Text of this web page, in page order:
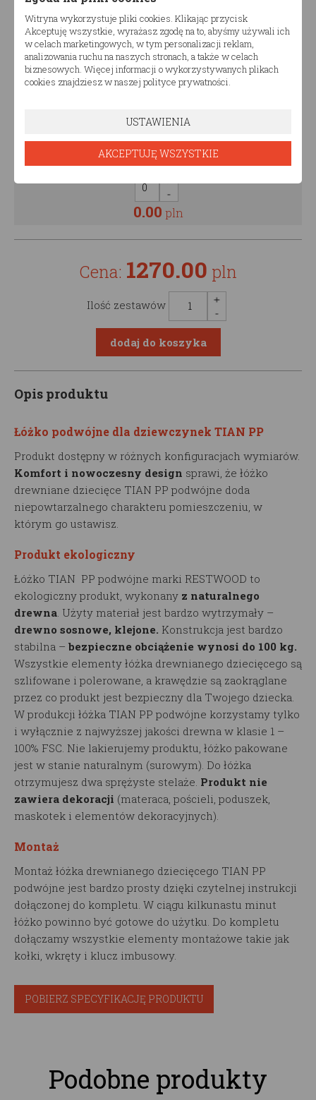
od250,00
0.00pln
Malowanie półki
od180,00pln
0.00 pln
Cena: 1270.00 pln
Ilość zestawów
Opis produktu
Łóżko podwójne dla dziewczynek TIAN PP
Produkt dostępny w różnych konfiguracjach wymiarów.
Komfort i nowoczesny design sprawi, że łóżko
drewniane dziecięce TIAN PP podwójne doda
niepowtarzalnego charakteru pomieszczeniu, w
którym go ustawisz.
Produkt ekologiczny
Łóżko TIAN PP podwójne marki RESTWOOD to
ekologiczny produkt, wykonany z naturalnego
drewna. Użyty materiał jest bardzo wytrzymały –
drewno sosnowe, klejone. Konstrukcja jest bardzo
stabilna – bezpieczne obciążenie wynosi do 100 kg.
Wszystkie elementy łóżka drewnianego dziecięcego są
szlifowane i polerowane, a krawędzie są zaokrąglane
przez co produkt jest bezpieczny dla Twojego dziecka.
W produkcji łóżka TIAN PP podwójne korzystamy tylko
i wyłącznie z najwyższej jakości drewna w klasie 1 –
100% FSC. Nie lakierujemy produktu, łóżko pakowane
jest w stanie naturalnym (surowym). Do łóżka
otrzymujesz dwa sprężyste stelaże. Produkt nie
zawiera dekoracji (materaca, pościeli, poduszek,
maskotek i elementów dekoracyjnych).
Montaż
Montaż łóżka drewnianego dziecięcego TIAN PP
podwójne jest bardzo prosty dzięki czytelnej instrukcji
dołączonej do kompletu. W ciągu kilkunastu minut
łóżko powinno być gotowe do użytku. Do kompletu
dołączamy wszystkie elementy montażowe takie jak
kołki, wkręty i klucz imbusowy.
POBIERZ SPECYFIKACJĘ PRODUKTU
Podobne produkty
Witryna wykorzystuje pliki cookies. Klikając przycisk
Akceptuję wszystkie, wyrażasz zgodę na to, abyśmy używali ich
w celach marketingowych, w tym personalizacji reklam,
analizowania ruchu na naszych stronach, a także w celach
biznesowych. Więcej informacji o wykorzystywanych plikach
cookies znajdziesz w naszej polityce prywatności.
USTAWIENIA
AKCEPTUJĘ WSZYSTKIE